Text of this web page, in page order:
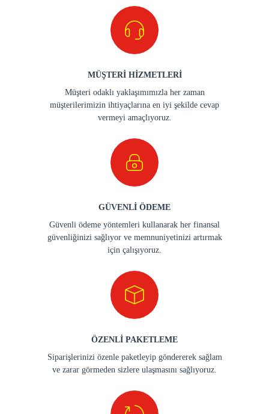
MÜŞTERİ HİZMETLERİ
Müşteri odaklı yaklaşımımızla her zaman
müşterilerimizin ihtiyaçlarına en iyi şekilde cevap
vermeyi amaçlıyoruz.
GÜVENLİ ÖDEME
Güvenli ödeme yöntemleri kullanarak her finansal
güvenliğinizi sağlıyor ve memnuniyetinizi artırmak
için çalışıyoruz.
ÖZENLİ PAKETLEME
Siparişlerinizi özenle paketleyip göndererek sağlam
ve zarar görmeden sizlere ulaşmasını sağlıyoruz.